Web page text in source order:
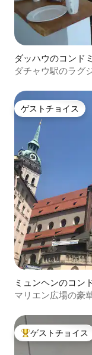
ダッハウのコンド
ダチャウ駅のラグ
ゲストチョイス
ゲストチョイス
ミュンヘンのコン
マリエン広場の豪
大好評のゲストチ
ゲストチョイス